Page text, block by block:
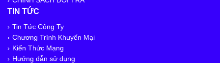
TIN TỨC
Tin Tức Công Ty
Chương Trình Khuyến Mại
Kiến Thức Mạng
Hướng dẫn sử dụng